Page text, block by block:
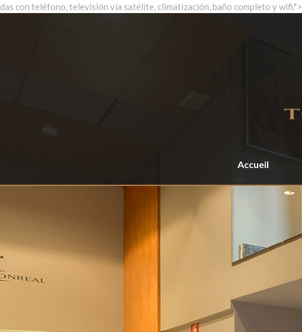
das con teléfono, televisión vía satélite, climatización, baño completo y wifi.">
Accueil